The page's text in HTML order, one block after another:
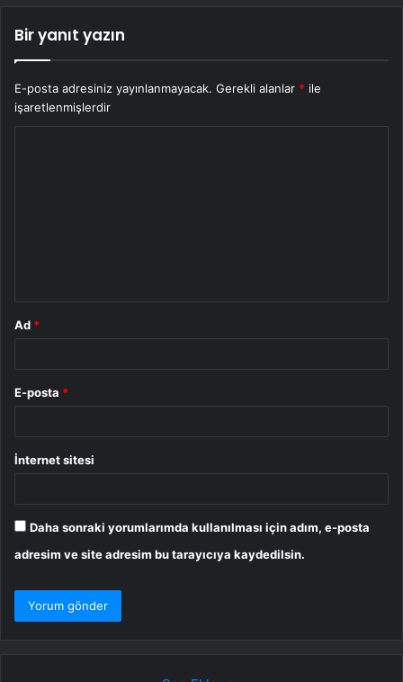
Bir yanıt yazın
E-posta adresiniz yayınlanmayacak. Gerekli alanlar * ile
işaretlenmişlerdir
Ad *
E-posta *
İnternet sitesi
Daha sonraki yorumlarımda kullanılması için adım, e-posta
adresim ve site adresim bu tarayıcıya kaydedilsin.